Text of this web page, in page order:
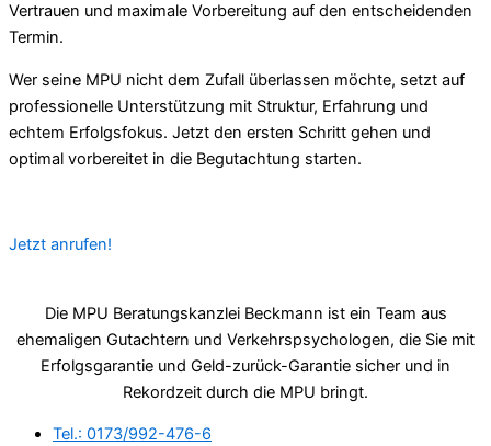
Vertrauen und maximale Vorbereitung auf den entscheidenden
Termin.
Wer seine MPU nicht dem Zufall überlassen möchte, setzt auf
professionelle Unterstützung mit Struktur, Erfahrung und
echtem Erfolgsfokus. Jetzt den ersten Schritt gehen und
optimal vorbereitet in die Begutachtung starten.
Jetzt anrufen!
Die MPU Beratungskanzlei Beckmann ist ein Team aus
ehemaligen Gutachtern und Verkehrspsychologen, die Sie mit
Erfolgsgarantie und Geld-zurück-Garantie sicher und in
Rekordzeit durch die MPU bringt.
Tel.: 0173/992-476-6